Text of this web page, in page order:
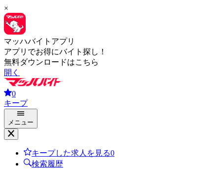
×
マッハバイトアプリ
アプリでお得にバイト探し！
無料ダウンロードはこちら
開く
0
キープ
メニュー
キープした求人を見る0
検索履歴